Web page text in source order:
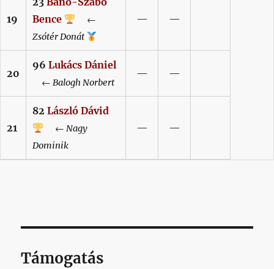
19
Bence
←
ZsótérDonát
— —
20
96 Lukács Dániel
← Balogh Norbert
— —
21
82 László Dávid
← Nagy
Dominik
— —
Támogatás